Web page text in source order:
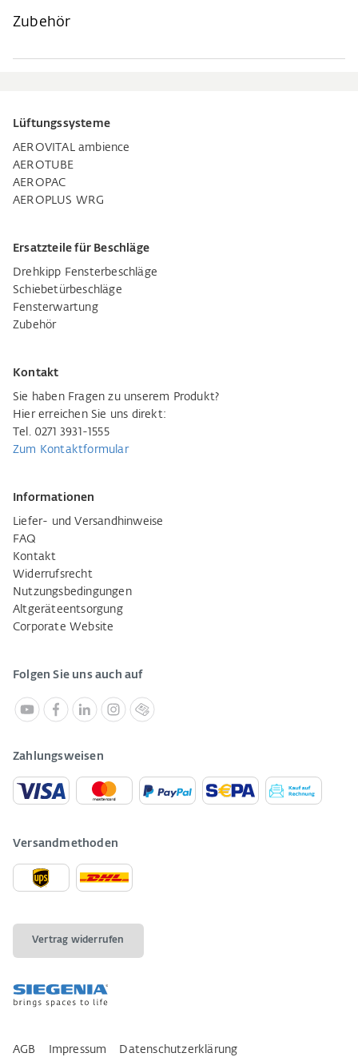
Zubehör
Lüftungssysteme
AEROVITAL ambience
AEROTUBE
AEROPAC
AEROPLUS WRG
Ersatzteile für Beschläge
Drehkipp Fensterbeschläge
Schiebetürbeschläge
Fensterwartung
Zubehör
Kontakt
Sie haben Fragen zu unserem Produkt?
Hier erreichen Sie uns direkt:
Tel. 0271 3931-1555
Zum Kontaktformular
Informationen
Liefer- und Versandhinweise
FAQ
Kontakt
Widerrufsrecht
Nutzungsbedingungen
Altgeräteentsorgung
Corporate Website
Folgen Sie uns auch auf
Zahlungsweisen
Versandmethoden
Vertrag widerrufen
AGB Impressum Datenschutzerklärung